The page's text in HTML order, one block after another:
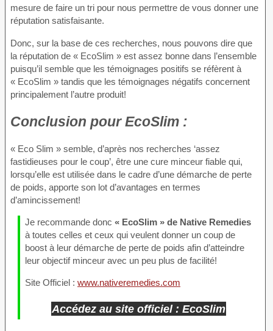
mesure de faire un tri pour nous permettre de vous donner une
réputation satisfaisante.
Donc, sur la base de ces recherches, nous pouvons dire que
la réputation de « EcoSlim » est assez bonne dans l’ensemble
puisqu’il semble que les témoignages positifs se réfèrent à
« EcoSlim » tandis que les témoignages négatifs concernent
principalement l’autre produit!
Conclusion pour EcoSlim :
« Eco Slim » semble, d’après nos recherches ‘assez
fastidieuses pour le coup’, être une cure minceur fiable qui,
lorsqu’elle est utilisée dans le cadre d’une démarche de perte
de poids, apporte son lot d’avantages en termes
d’amincissement!
Je recommande donc « EcoSlim » de Native Remedies
à toutes celles et ceux qui veulent donner un coup de
boost à leur démarche de perte de poids afin d’atteindre
leur objectif minceur avec un peu plus de facilité!
Site Officiel : www.nativeremedies.com
Accédez au site officiel : EcoSlim